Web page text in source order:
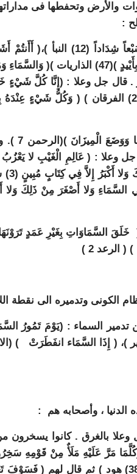
والأرض وتحفطها فى
:
1 ـ البناء فى قوله جل وعلا : ( وَبَنَيْنَا فَوْقَكُمْ سَبْعاً
. قال جل وعلا : (إِنَّا كُلَّ شَيْءٍ
2 ـ الميزان فى قوله
وعلا : ( عَالِمِ الْغَيْبِ لا
وَلا فِي
وَلا أَصْغَرَ مِنْ ذَلِكَ وَلا
( خَلَقَ السَّمَاوَاتِ بِغَيْرِ عَمَدٍ
الكونى وتدميره الى نقطة
السماء : (يَوْمَ تَمُورُ
وعلا بالغرق . كانوا يسخرون
مَرَّ عَلَيْهِ مَلَأٌ مِنْ قَوْمِهِ
إِنْ تَسْخَرُوا مِنَّا فَإِنَّا نَسْخَرُ مِنْكُمْ كَمَا تَسْخَرُونَ (38) هود ) ثم